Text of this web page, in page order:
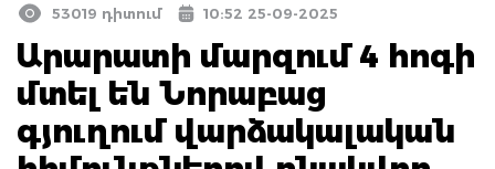
53019 դիտում 10:52 25-09-2025
Արարատի մարզում 4 հոգի
մտել են Նորաբաց
գյուղում վարձակալական